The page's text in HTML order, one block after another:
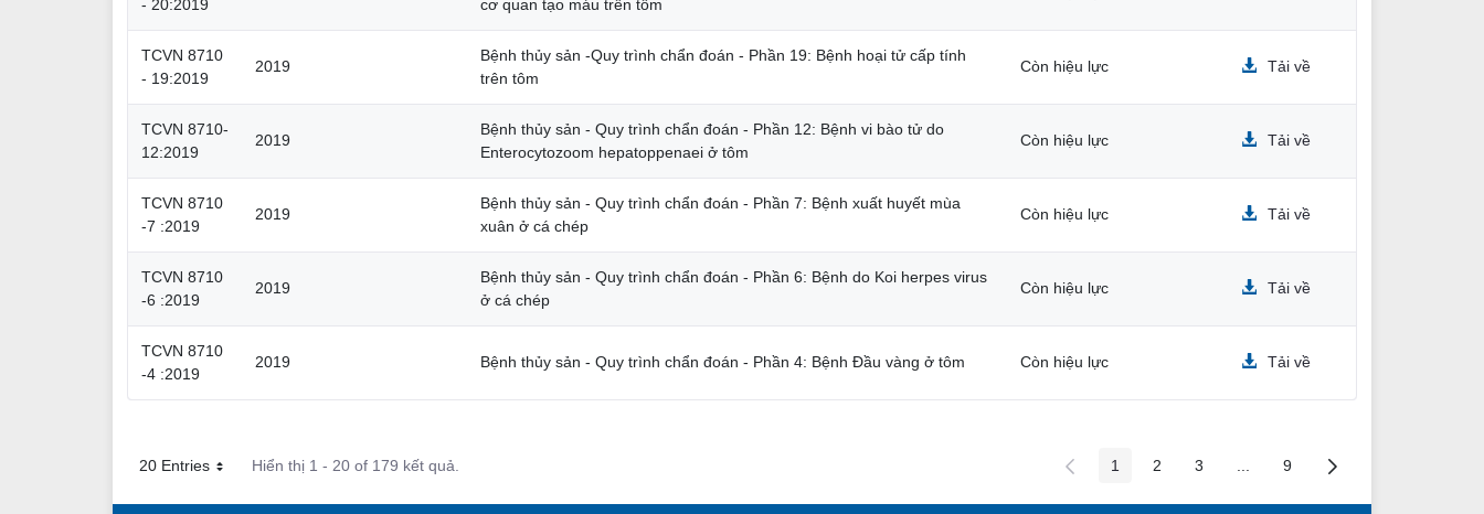
- 20:2019
cơ quan tạo máu trên tôm
TCVN 8710
- 19:2019
2019
Bệnh thủy sản -Quy trình chẩn đoán - Phần 19: Bệnh hoại tử cấp tính
trên tôm
Còn hiệu lực Tải về
TCVN 8710-
12:2019
2019
Bệnh thủy sản - Quy trình chẩn đoán - Phần 12: Bệnh vi bào tử do
Enterocytozoom hepatoppenaei ở tôm
Còn hiệu lực Tải về
TCVN 8710
-7 :2019
2019
Bệnh thủy sản - Quy trình chẩn đoán - Phần 7: Bệnh xuất huyết mùa
xuân ở cá chép
Còn hiệu lực Tải về
TCVN 8710
-6 :2019
2019
Bệnh thủy sản - Quy trình chẩn đoán - Phần 6: Bệnh do Koi herpes virus
ở cá chép
Còn hiệu lực Tải về
TCVN 8710
-4 :2019
2019 Bệnh thủy sản - Quy trình chẩn đoán - Phần 4: Bệnh Đầu vàng ở tôm Còn hiệu lực Tải về
20 EntriesMỗi trang Hiển thị 1 - 20 of 179 kết quả. Các trang trên cổng
1 Các trang trên cổng
2 Các trang trên cổng
3 Các trang trung gian
Các trang trên cổng
9